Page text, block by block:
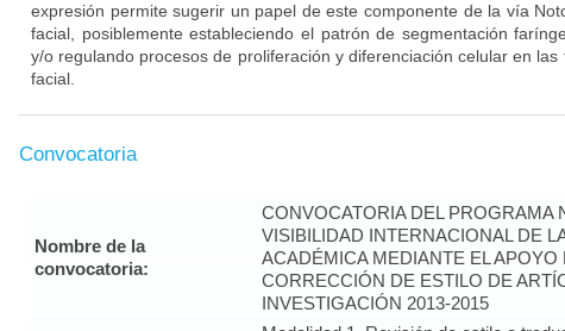
expresión permite sugerir un papel de este componente de la vía
facial, posiblemente estableciendo el patrón de segmentación
y/o regulando procesos de proliferación y diferenciación celular en
facial.
Convocatoria
Nombre de la
convocatoria:
CONVOCATORIA DEL PROGRAMA
VISIBILIDAD INTERNACIONAL DE
ACADÉMICA MEDIANTE EL
CORRECCIÓN DE ESTILO DE
INVESTIGACIÓN 2013-2015